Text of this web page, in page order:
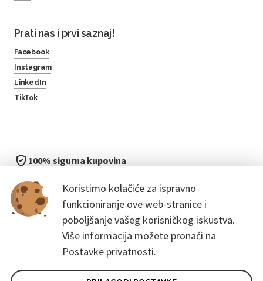
Koristimo kolačiće za ispravno
funkcioniranje ove web-stranice i
poboljšanje vašeg korisničkog iskustva.
Više informacija možete pronaći na
Postavke privatnosti.
Prati nas i prvi saznaj!
Facebook
Instagram
LinkedIn
TikTok
100% sigurna kupovina
bez čekanja u redu